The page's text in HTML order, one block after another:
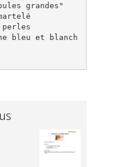
grandes"
bleu et blanch